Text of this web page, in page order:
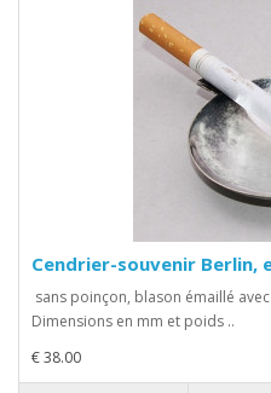
Cendrier-souvenir Berlin,
sans poinçon, blason émaillé
Dimensions en mm et poids ..
€ 38.00